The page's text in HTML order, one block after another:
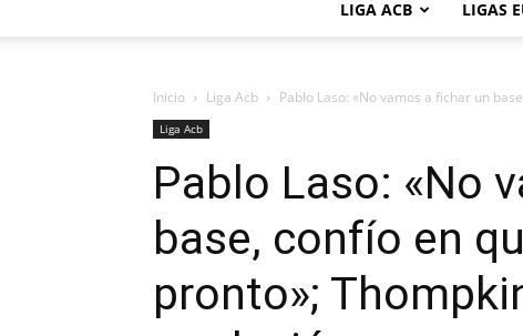
LIGA ACB LIGAS
Inicio Liga Acb Pablo Laso: «No vamos a fichar un
Liga Acb
Pablo Laso: «No
base, confío en
pronto»;